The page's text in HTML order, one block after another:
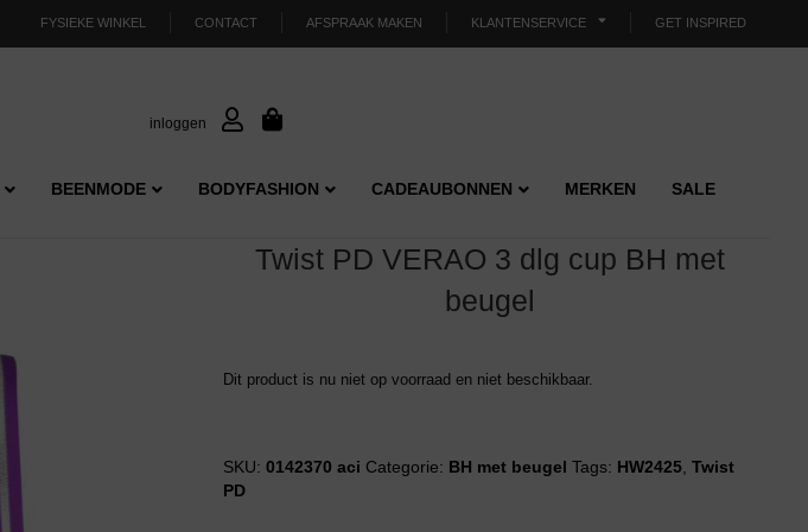
FYSIEKE WINKEL CONTACT AFSPRAAK MAKEN KLANTENSERVICE GET INSPIRED
inloggen
BEENMODE BODYFASHION CADEAUBONNEN MERKEN
SALE
Twist PD VERAO 3 dlg cup BH met
beugel
Dit product is nu niet op voorraad en niet beschikbaar.
SKU:0142370 aci Categorie: BH met beugel Tags: HW2425 ,Twist
PD